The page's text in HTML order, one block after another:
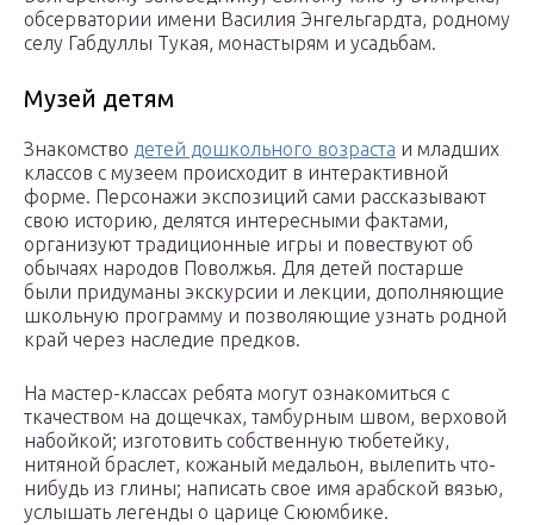
обсерватории имени Василия Энгельгардта, родному
селу Габдуллы Тукая, монастырям и усадьбам.
Музей детям
Знакомство детей дошкольного возраста и младших
классов с музеем происходит в интерактивной
форме. Персонажи экспозиций сами рассказывают
свою историю, делятся интересными фактами,
организуют традиционные игры и повествуют об
обычаях народов Поволжья. Для детей постарше
были придуманы экскурсии и лекции, дополняющие
школьную программу и позволяющие узнать родной
край через наследие предков.
На мастер-классах ребята могут ознакомиться с
ткачеством на дощечках, тамбурным швом, верховой
набойкой; изготовить собственную тюбетейку,
нитяной браслет, кожаный медальон, вылепить что-
нибудь из глины; написать свое имя арабской вязью,
услышать легенды о царице Сююмбике.